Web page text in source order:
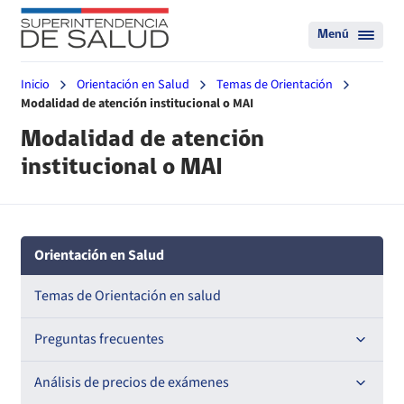
Menú
Inicio Orientación en Salud
Temas de Orientación
Modalidad de atención institucional o MAI
Modalidad de atención
institucional o MAI
Orientación en Salud
Temas de Orientación en salud
Preguntas frecuentes
Materias FONASA
Análisis de precios de exámenes